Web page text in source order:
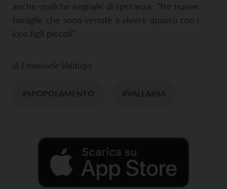
anche qualche segnale di speranza: “tre nuove
famiglie che sono venute a vivere quassù con i
loro figli piccoli”.
di Emanuele Valduga
#SPOPOLAMENTO #VALLARSA